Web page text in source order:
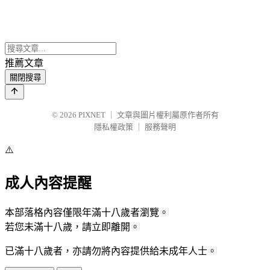
推薦文章
關閉搜尋
© 2026 PIXNET
文章與圖片權利屬原作者所有
隱私權政策
服務聲明
⚠️
成人內容提醒
本部落格內容僅限年滿十八歲者瀏覽。
若您未滿十八歲，請立即離開。
已滿十八歲者，亦請勿將內容提供給未成年人士。